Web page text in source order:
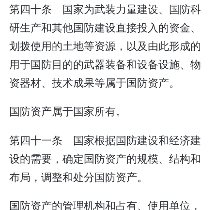
第四十条 国家为武装力量建设、国防科
研生产和其他国防建设直接投入的资金、
划拨使用的土地等资源，以及由此形成的
用于国防目的的武器装备和设备设施、物
资器材、技术成果等属于国防资产。
国防资产属于国家所有。
第四十一条 国家根据国防建设和经济建
设的需要，确定国防资产的规模、结构和
布局，调整和处分国防资产。
国防资产的管理机构和占有、使用单位，